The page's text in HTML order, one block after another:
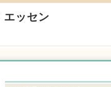
エッセン